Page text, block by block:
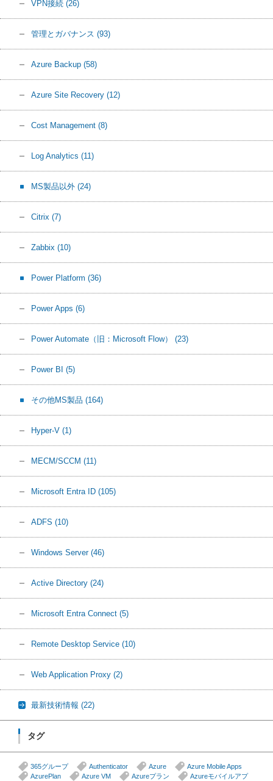
VPN接続 (26)
管理とガバナンス (93)
Azure Backup (58)
Azure Site Recovery (12)
Cost Management (8)
Log Analytics (11)
MS製品以外 (24)
Citrix (7)
Zabbix (10)
Power Platform (36)
Power Apps (6)
Power Automate（旧：Microsoft Flow） (23)
Power BI (5)
その他MS製品 (164)
Hyper-V (1)
MECM/SCCM (11)
Microsoft Entra ID (105)
ADFS (10)
Windows Server (46)
Active Directory (24)
Microsoft Entra Connect (5)
Remote Desktop Service (10)
Web Application Proxy (2)
最新技術情報 (22)
タグ
365グループ Authenticator Azure
Azure Mobile Apps
AzurePlan
Azure VM Azureプラン
Azureモバイルアプ